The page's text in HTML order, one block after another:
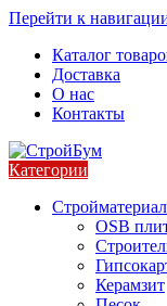
Перейти к
Каталог
Доставка
О нас
Контакты
Категории
OSB
Керамзит